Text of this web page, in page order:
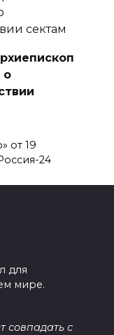
о
от 19
24
для
мире.
совпадать с